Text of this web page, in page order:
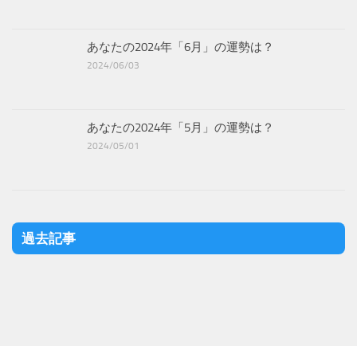
あなたの2024年「6月」の運勢は？
2024/06/03
あなたの2024年「5月」の運勢は？
2024/05/01
過去記事